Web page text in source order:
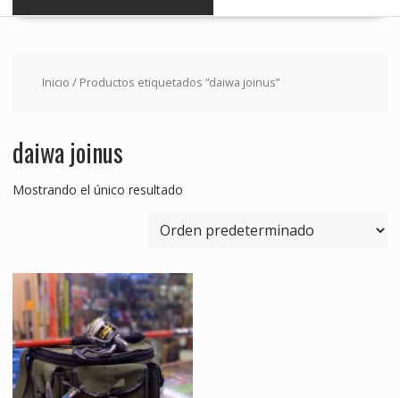
Inicio / Productos etiquetados “daiwa joinus”
daiwa joinus
Mostrando el único resultado